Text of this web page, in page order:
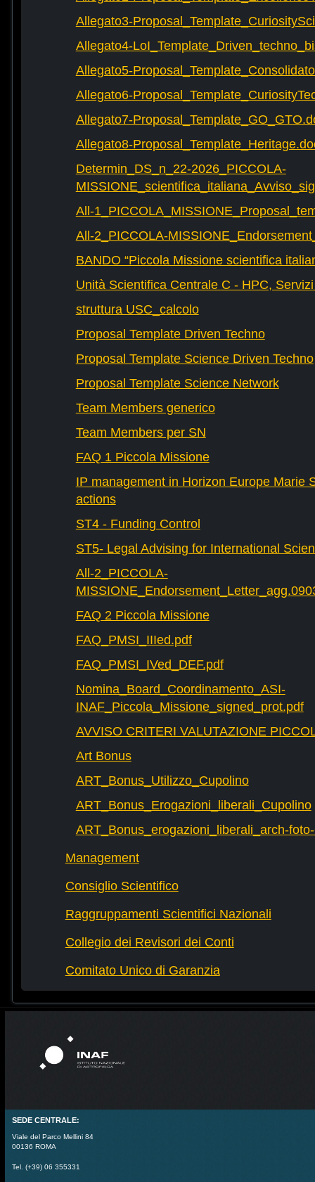
Allegato3-
Allegato4-
Allegato5-
Allegato6-
Allegato7-
Allegato8-
Determin_DS_n_22-2026_PICCOLA-
All-
All-2_PICCOLA-
BANDO “Piccola Missione scientifica
Unità Scientifica Centrale C - HPC,
struttura USC_calcolo
Proposal Template Driven Techno
Proposal Template Science Driven Techno
Proposal Template Science Network
Team Members generico
Team Members per SN
FAQ 1 Piccola Missione
IP management in Horizon Europe Marie
actions
ST4 - Funding Control
ST5- Legal Advising for International
All-2_PICCOLA-
FAQ 2 Piccola Missione
FAQ_PMSI_IIIed.pdf
FAQ_PMSI_IVed_DEF.pdf
Nomina_Board_Coordinamento_ASI-
INAF_Piccola_Missione_signed_prot.pdf
AVVISO CRITERI VALUTAZIONE
Art Bonus
ART_Bonus_Utilizzo_Cupolino
ART_Bonus_Erogazioni_liberali_Cupolino
ART_Bonus_erogazioni_liberali_arch-
Management
Consiglio Scientifico
Raggruppamenti Scientifici Nazionali
Collegio dei Revisori dei Conti
Comitato Unico di Garanzia
SEDE CENTRALE:
Viale del Parco Mellini 84
00136 ROMA
Tel. (+39) 06 355331